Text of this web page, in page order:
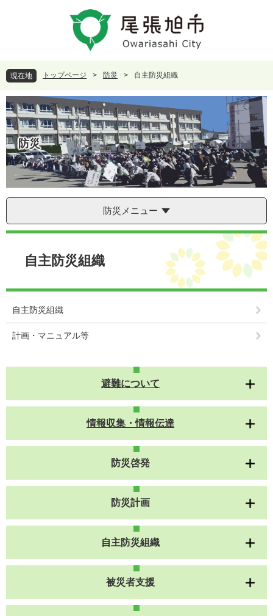
頭
で
す
。
飛
ば
し
て
本
文
へ
現在地 トップページ > 防災 > 自主防災組織
防災
防災メニュー
本
自主防災組織
自主防災組織
計画・マニュアル等
避難について
情報収集・情報伝達
防災啓発
防災計画
自主防災組織
被災者支援